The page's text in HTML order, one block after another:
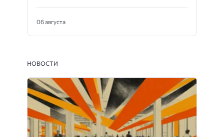
06 августа
НОВОСТИ